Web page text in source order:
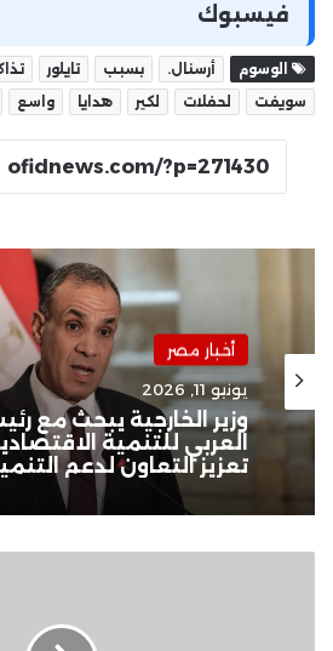
فيسبوك
الوسوم أرسنال. بسبب تايلور
سويفت
لحفلات لكير هدايا واسع
أخبار مصر
يونيو 11, 2026
وزير الخارجية يبحث مع
العربي للتنمية
تعزيز التعاون لدعم